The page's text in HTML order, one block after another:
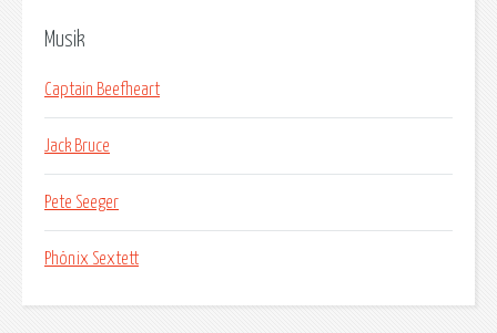
Musik
Captain Beefheart
Jack Bruce
Pete Seeger
Phönix Sextett